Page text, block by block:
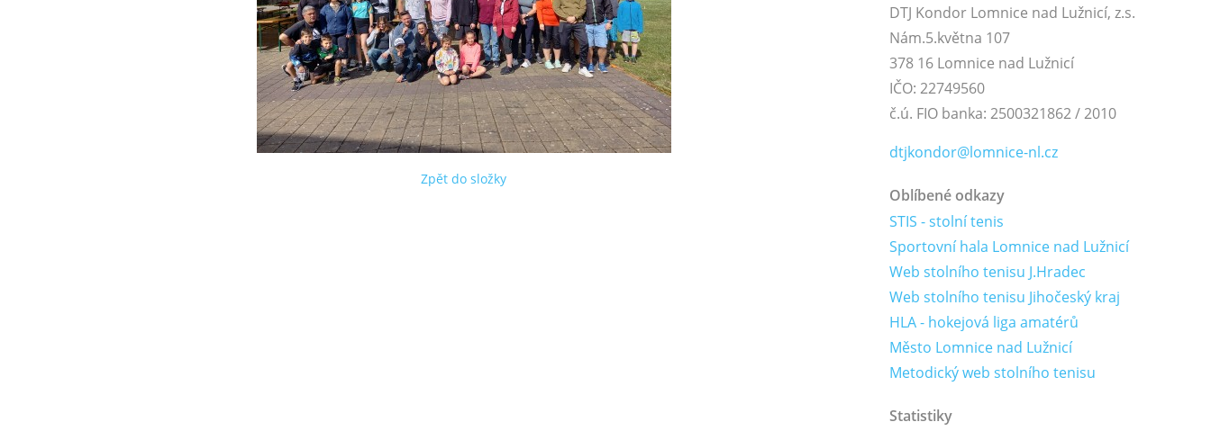
Zpět do složky
DTJ Kondor Lomnice nad Lužnicí, z.s.
Nám.5.května 107
378 16 Lomnice nad Lužnicí
IČO: 22749560
č.ú. FIO banka: 2500321862 / 2010
dtjkondor@lomnice-nl.cz
Oblíbené odkazy
STIS - stolní tenis
Sportovní hala Lomnice nad Lužnicí
Web stolního tenisu J.Hradec
Web stolního tenisu Jihočeský kraj
HLA - hokejová liga amatérů
Město Lomnice nad Lužnicí
Metodický web stolního tenisu
Statistiky